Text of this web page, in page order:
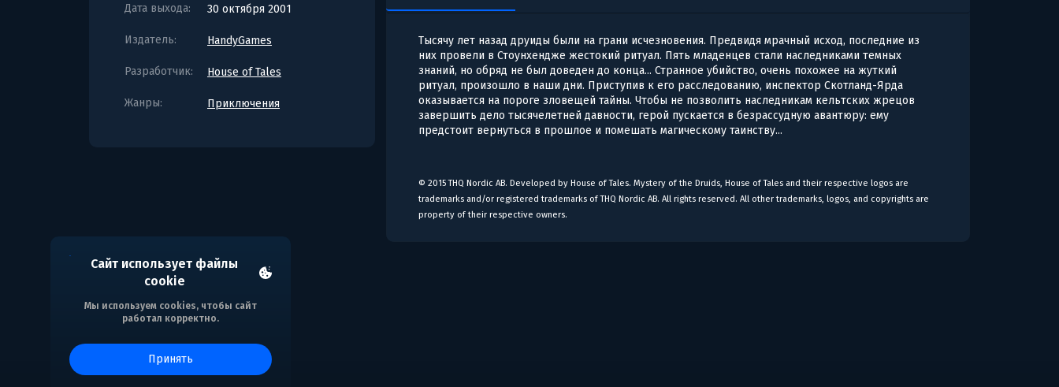
Сайт использует файлы
cookie
Мы используем cookies, чтобы сайт
работал корректно.
принять
Дата выхода: 30 октября 2001
Издатель: HandyGames
Разработчик: House of Tales
Жанры: Приключения
Тысячу лет назад друиды были на грани исчезновения. Предвидя мрачный исход, последние из
них провели в Стоунхендже жестокий ритуал. Пять младенцев стали наследниками темных
знаний, но обряд не был доведен до конца... Странное убийство, очень похожее на жуткий
ритуал, произошло в наши дни. Приступив к его расследованию, инспектор Скотланд-Ярда
оказывается на пороге зловещей тайны. Чтобы не позволить наследникам кельтских жрецов
завершить дело тысячелетней давности, герой пускается в безрассудную авантюру: ему
предстоит вернуться в прошлое и помешать магическому таинству...
© 2015 THQ Nordic AB. Developed by House of Tales. Mystery of the Druids, House of Tales and their respective logos are
trademarks and/or registered trademarks of THQ Nordic AB. All rights reserved. All other trademarks, logos, and copyrights are
property of their respective owners.